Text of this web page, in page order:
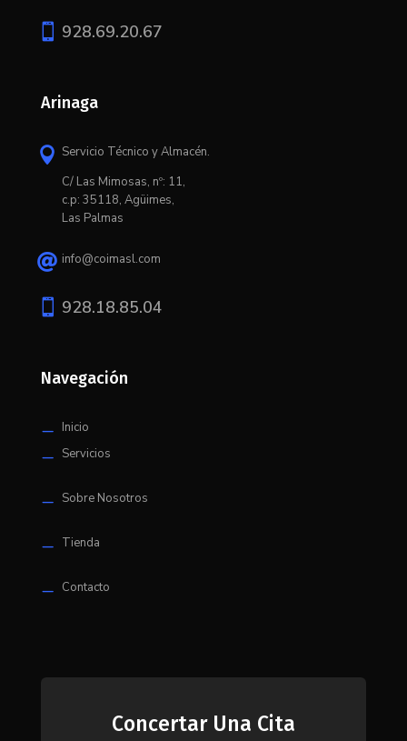
 928.69.20.67
Arinaga
 Servicio Técnico y Almacén.
C/ Las Mimosas, nº: 11,
c.p: 35118, Agüimes,
Las Palmas
 info@coimasl.com
 928.18.85.04
Navegación
K Inicio
K Servicios
K Sobre Nosotros
K Tienda
K Contacto
Concertar Una Cita